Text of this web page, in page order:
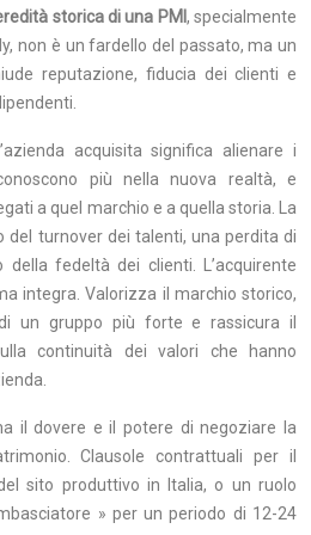
storica di una PMI , specialmente
non è un fardello del passato, ma un
reputazione, fiducia dei clienti e
acquisita significa alienare i
più nella nuova realtà, e
a quel marchio e a quella storia. La
del turnover dei talenti, una perdita di
fedeltà dei clienti. L’acquirente
integra. Valorizza il marchio storico,
un gruppo più forte e rassicura il
continuità dei valori che hanno
il dovere e il potere di negoziare la
Clausole contrattuali per il
sito produttivo in Italia, o un ruolo
» per un periodo di 12-24